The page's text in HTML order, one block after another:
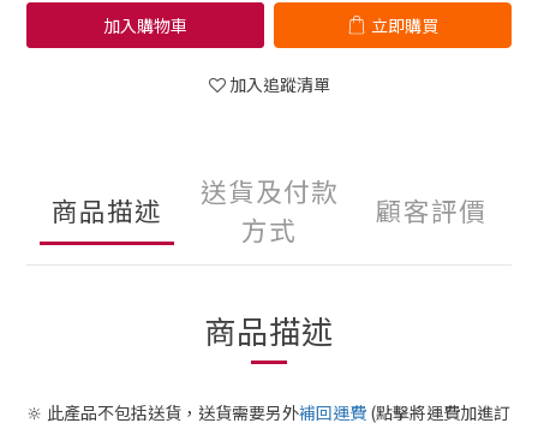
加入購物車 立即購買
加入追蹤清單
商品描述
送貨及付款
方式
顧客評價
商品描述
🔆 此產品不包括送貨，送貨需要另外補回運費 (點擊將運費加進訂